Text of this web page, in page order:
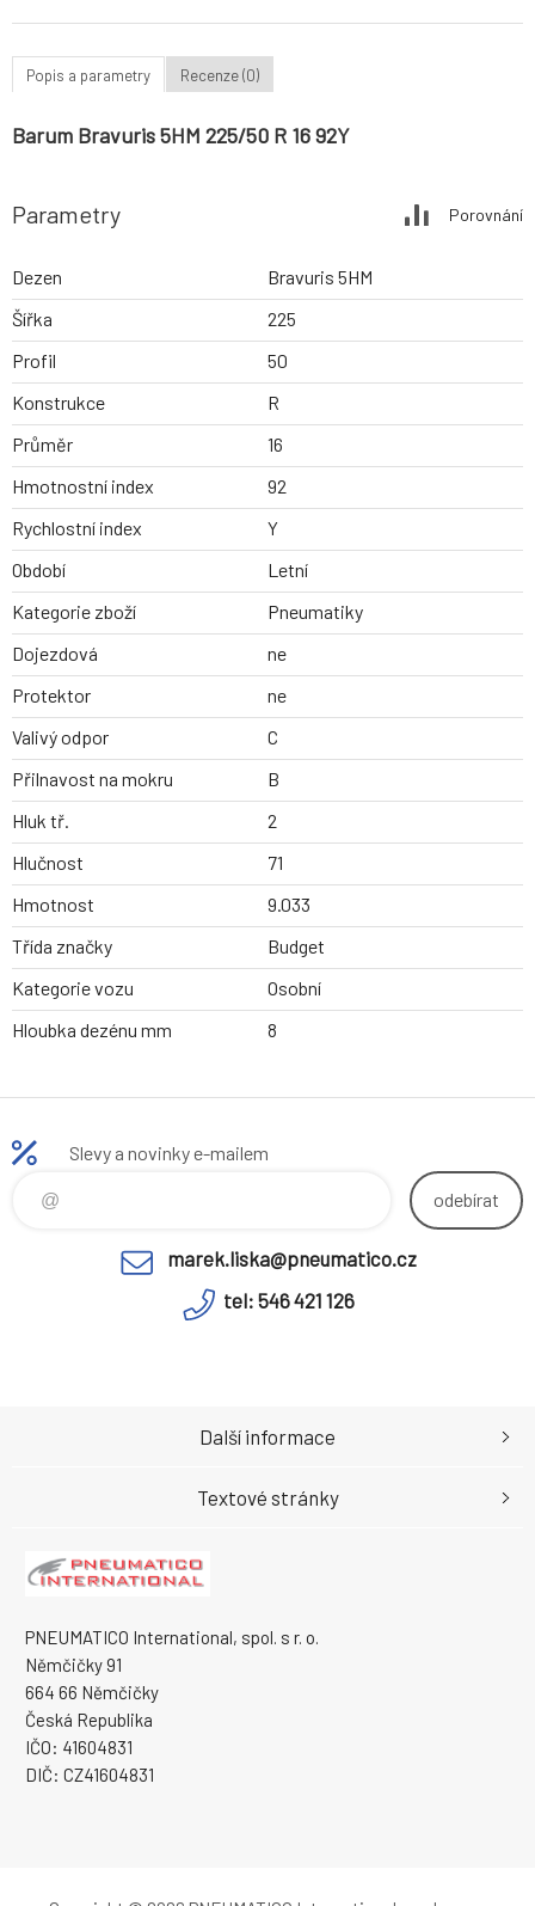
Popis a parametry Recenze (0)
Barum Bravuris 5HM 225/50 R 16 92Y
Parametry Porovnání
Dezen
Bravuris 5HM
Šířka
225
Profil
50
Konstrukce
R
Průměr
16
Hmotnostní index
92
Rychlostní index
Y
Období
Letní
Kategorie zboží
Pneumatiky
Dojezdová
ne
Protektor
ne
Valivý odpor
C
Přilnavost na mokru
B
Hluk tř.
2
Hlučnost
71
Hmotnost
9.033
Třída značky
Budget
Kategorie vozu
Osobní
Hloubka dezénu mm
8
Slevy a novinky e-mailem
odebírat
marek.liska@pneumatico.cz
tel: 546 421 126
PNEUMATICO International, spol. s r. o.
Němčičky 91
664 66 Němčičky
Česká Republika
IČO: 41604831
DIČ: CZ41604831
Další informace
Textové stránky